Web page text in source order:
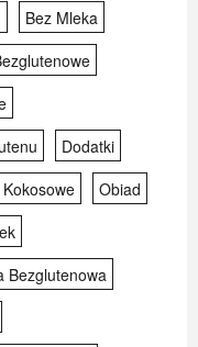
Bez Mleka
Dodatki
Obiad
Bezglutenowa